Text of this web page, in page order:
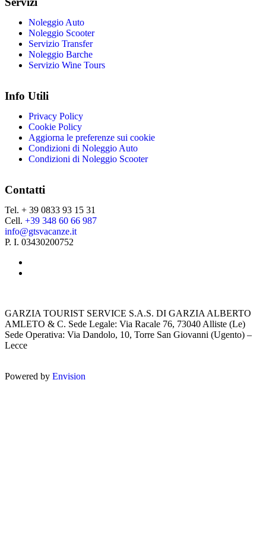
Noleggio Auto
Noleggio Scooter
Servizio Transfer
Noleggio Barche
Servizio Wine Tours
Info Utili
Privacy Policy
Cookie Policy
Aggiorna le preferenze sui cookie
Condizioni di Noleggio Auto
Condizioni di Noleggio Scooter
Contatti
Tel. + 39 0833 93 15 31
Cell. +39 348 60 66 987
info@gtsvacanze.it
P. I. 03430200752
GARZIA TOURIST SERVICE S.A.S. DI GARZIA ALBERTO
AMLETO & C. Sede Legale: Via Racale 76, 73040 Alliste (Le)
Sede Operativa: Via Dandolo, 10, Torre San Giovanni (Ugento) –
Lecce
Powered by Envision